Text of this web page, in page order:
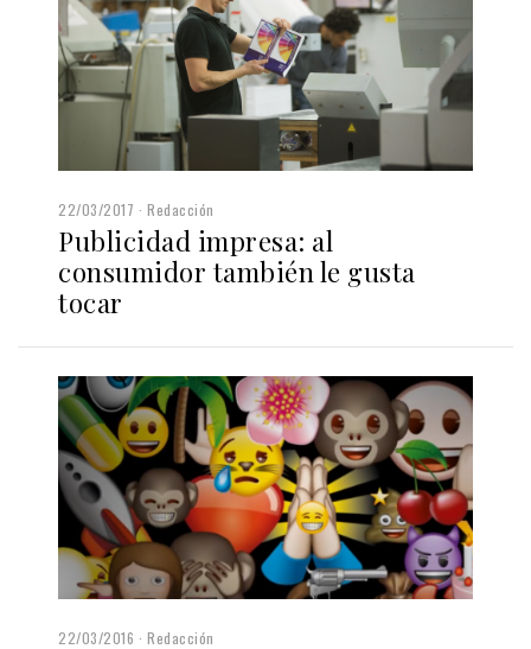
22/03/2017 Redacción
Publicidad impresa: al
consumidor también le gusta
tocar
22/03/2016 Redacción